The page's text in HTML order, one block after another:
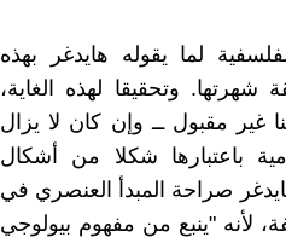
لما يقوله هايدغر بهذه
وتحقيقا لهذه الغاية،
غير مقبول ــ وإن كان لا يزال
باعتبارها شكلا من أشكال
صراحة المبدأ العنصري في
لأنه "ينبع من مفهوم بيولوجي